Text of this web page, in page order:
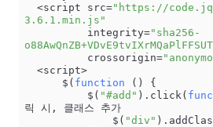
  <script src=
"https://
3.6.1.min.js"
          integrity=
"sha256-
          crossorigin=
      $(
function () {
          $(
"#add" ).click(
릭 시, 클래스 추가
              $(
"div"